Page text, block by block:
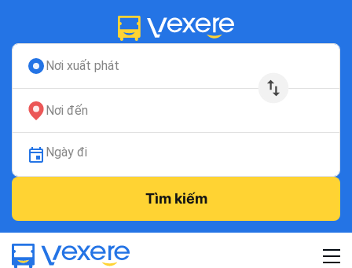
Nơi xuất phát
Nơi đến
Ngày đi
Tìm kiếm